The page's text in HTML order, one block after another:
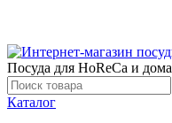
Посуда для HoReCa и дома
Каталог